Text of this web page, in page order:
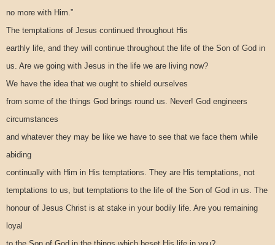
no more with Him.”
The temptations of Jesus continued throughout His
earthly life, and they will continue throughout the life of the Son of God in
us. Are we going with Jesus in the life we are living now?
We have the idea that we ought to shield ourselves
from some of the things God brings round us. Never! God engineers
circumstances
and whatever they may be like we have to see that we face them while
abiding
continually with Him in His temptations. They are His temptations, not
temptations to us, but temptations to the life of the Son of God in us. The
honour of Jesus Christ is at stake in your bodily life. Are you remaining
loyal